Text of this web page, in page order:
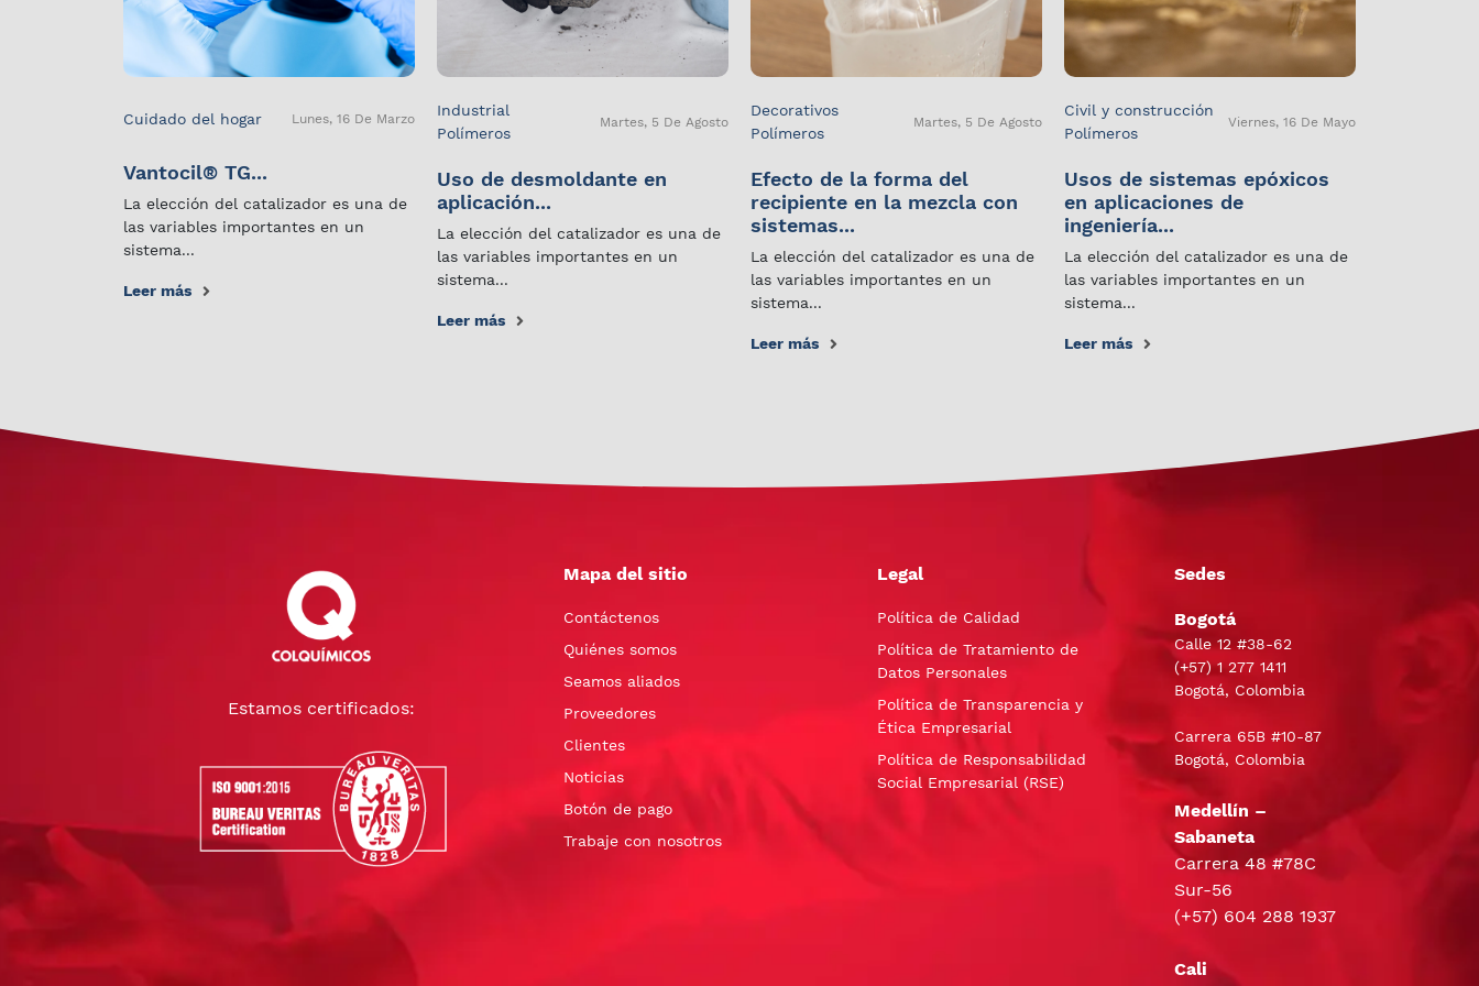
Cuidado del hogar Lunes, 16 De Marzo
Vantocil® TG...
La elección del catalizador es una de
las variables importantes en un
sistema...
Leer más
Industrial
Polímeros
Martes, 5 De Agosto
Uso de desmoldante en
aplicación...
La elección del catalizador es una de
las variables importantes en un
sistema...
Leer más
Decorativos
Polímeros
Martes, 5 De Agosto
Efecto de la forma del
recipiente en la mezcla con
sistemas...
La elección del catalizador es una de
las variables importantes en un
sistema...
Leer más
Civil y construcción
Polímeros
Viernes, 16 De Mayo
Usos de sistemas epóxicos
en aplicaciones de
ingeniería...
La elección del catalizador es una de
las variables importantes en un
sistema...
Leer más
Estamos certificados:
Mapa del sitio
Contáctenos
Quiénes somos
Seamos aliados
Proveedores
Clientes
Noticias
Botón de pago
Trabaje con nosotros
Legal
Política de Calidad
Política de Tratamiento de
Datos Personales
Política de Transparencia y
Ética Empresarial
Política de Responsabilidad
Social Empresarial (RSE)
Sedes
Bogotá
Calle 12 #38-62
(+57)1 277 1411
Bogotá, Colombia
Carrera 65B #10-87
Bogotá, Colombia
Medellín –
Sabaneta
Carrera 48 #78C
Sur-56
(+57) 604 288 1937
Cali